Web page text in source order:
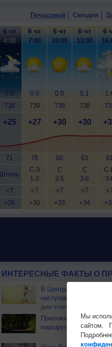
Почасовой Сегодня
6 чт
4:00
0.0
738
+25
71
Штиль
<7
+26
6 чт
7:00
0.0
739
+27
78
С-З
1-3
<7
+30
6 чт
10:00
0.0
738
+30
60
С
2-5
<7
+33
6 чт
13:00
0.1
738
+30
63
С
3-6
<7
+34
6
С-
3-
ИНТЕРЕСНЫЕ ФАКТЫ О
В Центральной России
наступают самые жаркие
дни этого лета
Приложение построит
маршрут через тень
Мы
сайтом.